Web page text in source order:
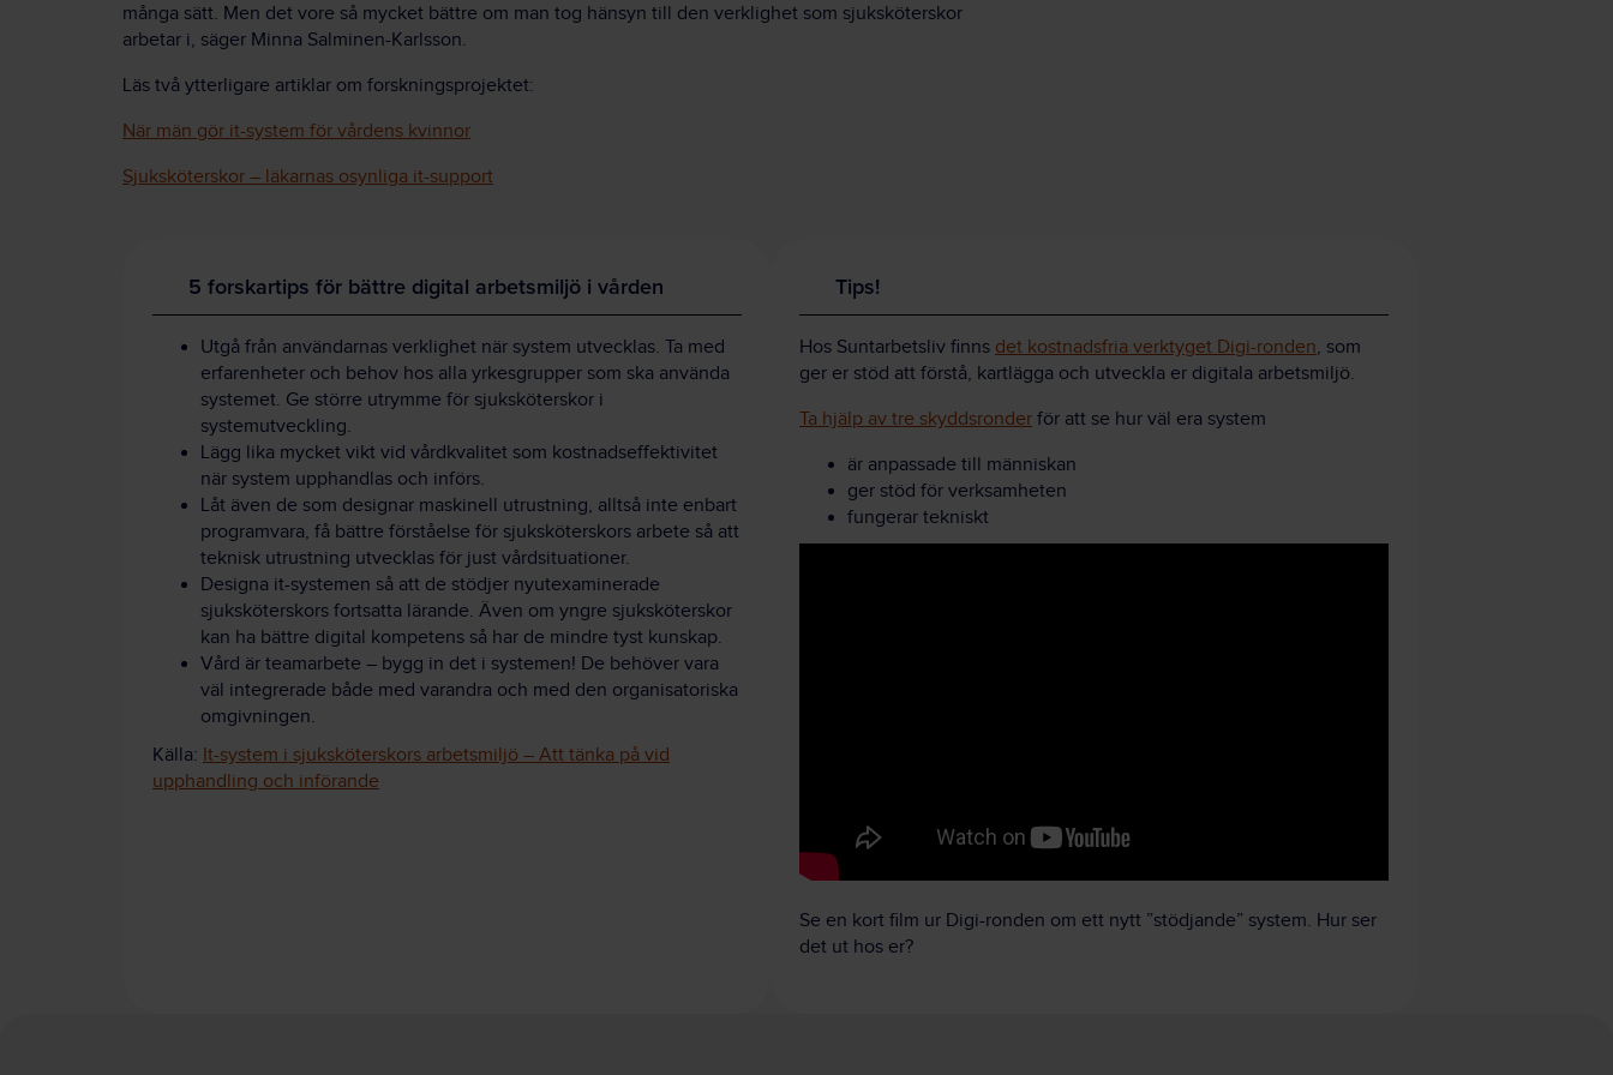
många sätt. Men det vore så mycket bättre om man tog hänsyn till den verklighet som sjuksköterskor
arbetar i, säger Minna Salminen-Karlsson.
Läs två ytterligare artiklar om forskningsprojektet:
När män gör it-system för vårdens kvinnor
Sjuksköterskor – läkarnas osynliga it-support
5 forskartips för bättre digital arbetsmiljö i vården
Utgå från användarnas verklighet när system utvecklas. Ta med
erfarenheter och behov hos alla yrkesgrupper som ska använda
systemet. Ge större utrymme för sjuksköterskor i
systemutveckling.
Lägg lika mycket vikt vid vårdkvalitet som kostnadseffektivitet
när system upphandlas och införs.
Låt även de som designar maskinell utrustning, alltså inte enbart
programvara, få bättre förståelse för sjuksköterskors arbete så att
teknisk utrustning utvecklas för just vårdsituationer.
Designa it-systemen så att de stödjer nyutexaminerade
sjuksköterskors fortsatta lärande. Även om yngre sjuksköterskor
kan ha bättre digital kompetens så har de mindre tyst kunskap.
Vård är teamarbete – bygg in det i systemen! De behöver vara
väl integrerade både med varandra och med den organisatoriska
omgivningen.
Källa: It-system i sjuksköterskors arbetsmiljö – Att tänka på vid
upphandling och införande
Tips!
Hos Suntarbetsliv finns det kostnadsfria verktyget Digi-ronden, som
ger er stöd att förstå, kartlägga och utveckla er digitala arbetsmiljö.
Ta hjälp av tre skyddsronder för att se hur väl era system
är anpassade till människan
ger stöd för verksamheten
fungerar tekniskt
Se en kort film ur Digi-ronden om ett nytt ”stödjande” system. Hur ser
det ut hos er?